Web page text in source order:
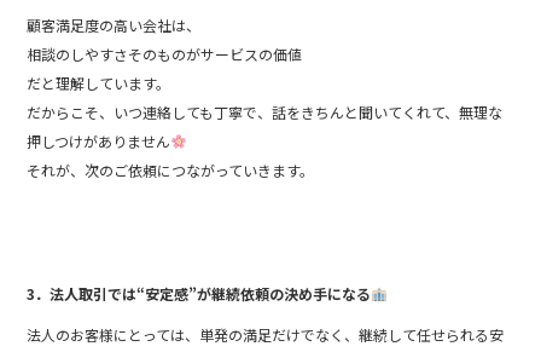
顧客満足度の高い会社は、
相談のしやすさそのものがサービスの価値
だと理解しています。
だからこそ、いつ連絡しても丁寧で、話をきちんと聞いてくれて、無理な
押しつけがありません
それが、次のご依頼につながっていきます。
3．法人取引では“安定感”が継続依頼の決め手になる
法人のお客様にとっては、単発の満足だけでなく、継続して任せられる安